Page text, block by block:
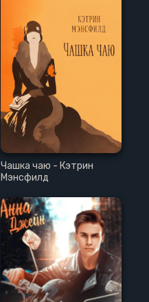
Чашка чаю - Кэтрин
Мэнсфилд